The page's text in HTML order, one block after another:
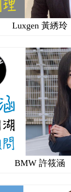
Luxgen 黃綉玲
BMW 許筱涵